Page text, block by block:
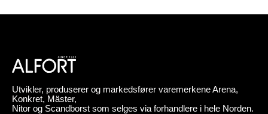
Utvikler, produserer og markedsfører varemerkene Arena,
Konkret, Mäster,
Nitor og Scandborst som selges via forhandlere i hele Norden.